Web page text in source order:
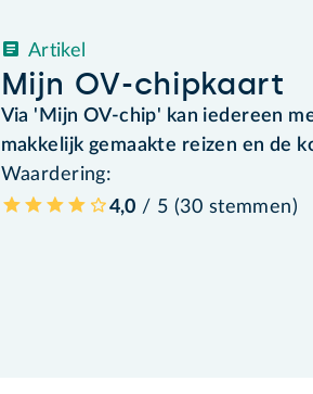
Mijn OV-chipkaart
Artikel
Via 'Mijn OV-chip' kan iedereen
makkelijk gemaakte reizen en de
Waardering:
4,0 / 5 (30 stemmen)